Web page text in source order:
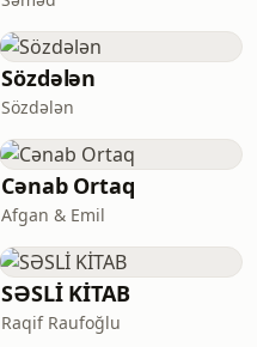
Sözdələn
Sözdələn
Cənab Ortaq
Afgan & Emil
SƏSLİ KİTAB
Raqif Raufoğlu